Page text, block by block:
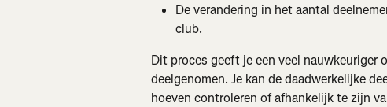
De verandering in het aantal
club.
Dit proces geeft je een veel nauwkeuriger
deelgenomen. Je kan de daadwerkelijke
hoeven controleren of afhankelijk te zijn